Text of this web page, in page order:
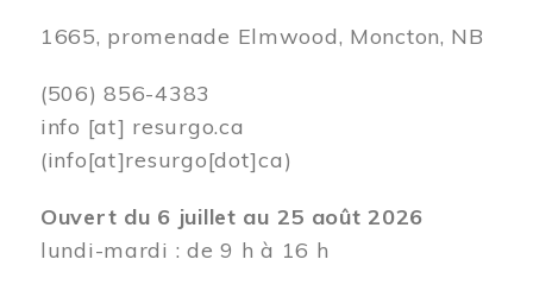
1665, promenade Elmwood, Moncton, NB
(506) 856-4383
info [at] resurgo.ca
(info[at]resurgo[dot]ca)
Ouvert du 6 juillet au 25 août 2026
lundi-mardi : de 9 h à 16 h